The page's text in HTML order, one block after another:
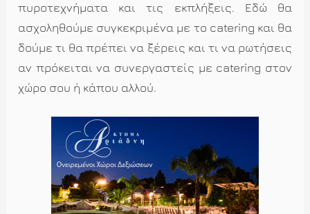
πυροτεχνήματα και τις εκπλήξεις. Εδώ θα
ασχοληθούμε συγκεκριμένα με το catering και θα
δούμε τι θα πρέπει να ξέρεις και τι να ρωτήσεις
αν πρόκειται να συνεργαστείς με catering στον
χώρο σου ή κάπου αλλού.